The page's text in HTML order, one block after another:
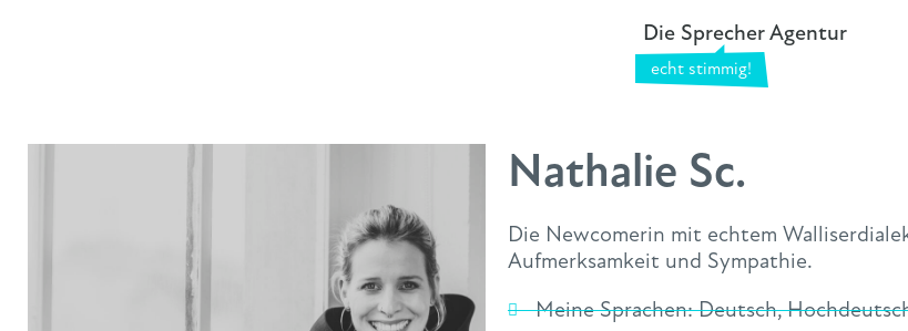
Die Sprecher Agentur
Nathalie Sc.
Die Newcomerin mit echtem
Aufmerksamkeit und Sympathie.
Meine Sprachen:Deutsch,